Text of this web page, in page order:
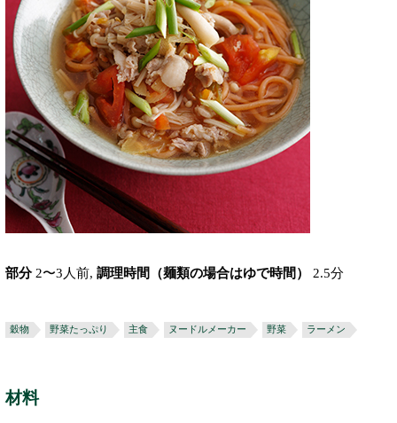
部分 2〜3人前, 調理時間（麺類の場合はゆで時間） 2.5分
穀物 野菜たっぷり 主食 ヌードルメーカー 野菜 ラーメン
材料